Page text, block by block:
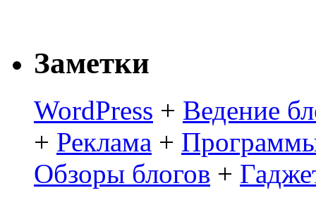
Заметки
WordPress + Ведение
+ Реклама +
Обзоры блогов +